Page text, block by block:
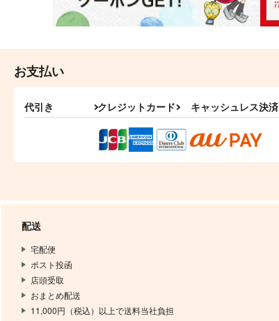
お支払い
代引き クレジットカード キャッシュレス決済
配送
宅配便
ポスト投函
店頭受取
おまとめ配送
11,000円（税込）以上で送料当社負担